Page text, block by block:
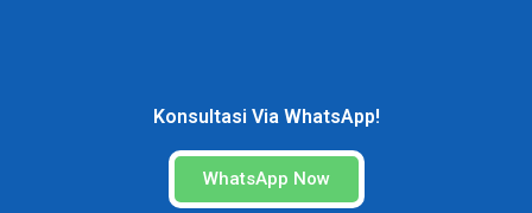
Konsultasi Via WhatsApp!
WhatsApp Now